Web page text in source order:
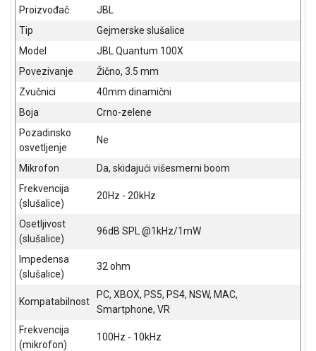
FOTOKOPIRI
FOTOAPARATI
I KAMERE
GPS
NAVIGACIJE
VIDEO
NADZOR I
SIGURNOSNA
OPREMA
SOFTWARE
KABLOVI I
ADAPTERI
KANCELARIJSKI
MATERIJAL
SVE
KUĆU
Proizvođač
JBL
Tip
Gejmerske slušalice
Model
JBL Quantum 100X
Povezivanje
Žično, 3.5 mm
Zvučnici
40mm dinamični
Boja
Crno-zelene
Pozadinsko
osvetljenje
Ne
Mikrofon
Da, skidajući višesmerni boom
Frekvencija
(slušalice)
20Hz - 20kHz
Osetljivost
(slušalice)
96dB SPL @1kHz/1mW
Impedensa
(slušalice)
32 ohm
Kompatabilnost
PC, XBOX, PS5, PS4, NSW, MAC,
Smartphone, VR
Frekvencija
(mikrofon)
100Hz - 10kHz